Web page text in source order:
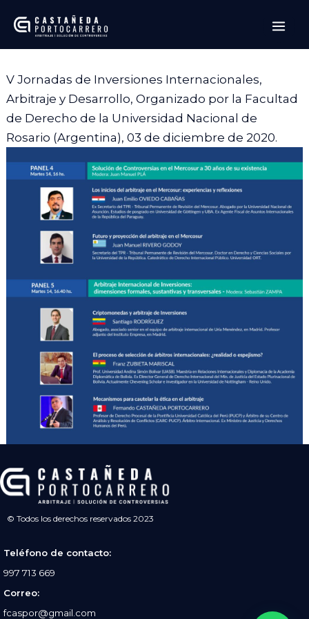
contenido
V Jornadas de Inversiones Internacionales,
Arbitraje y Desarrollo, Organizado por la Facultad
de Derecho de la Universidad Nacional de
Rosario (Argentina), 03 de diciembre de 2020.
© Todos los derechos reservados 2023
Teléfono de contacto:
997 713 669
Correo:
fcaspor@gmail.com